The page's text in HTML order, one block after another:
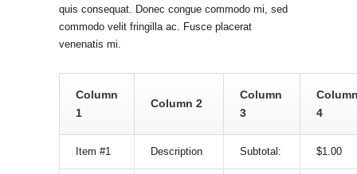
quis consequat. Donec congue commodo mi, sed
commodo velit fringilla ac. Fusce placerat
venenatis mi.
Column
1
Column 2
Column
3
4
Item #1 Description Subtotal: $1.00